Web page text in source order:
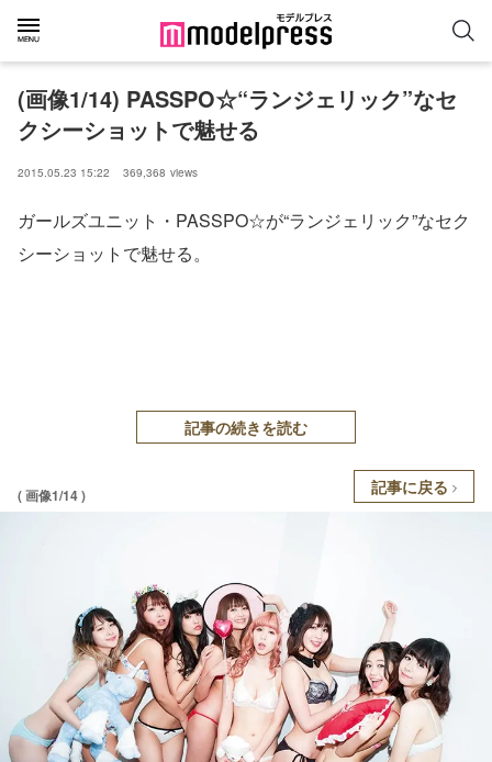
(画像1/14) PASSPO☆“ランジェリック”なセ
クシーショットで魅せる
2015.05.23 15:22 369,368 views
ガールズユニット・PASSPO☆が“ランジェリック”なセク
シーショットで魅せる。
記事の続きを読む
( 画像1/14 ) 記事に戻る